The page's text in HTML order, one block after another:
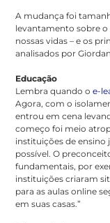
A mudança foi
levantamento sobre o
nossas vidas – e os
analisados por
Educação
Lembra quando oe-
Agora, com o
entrou em cena
começo foi meio
instituições de ensino
possível. O
fundamentais, por
instituições criaram
para as aulas online
em suas casas.”